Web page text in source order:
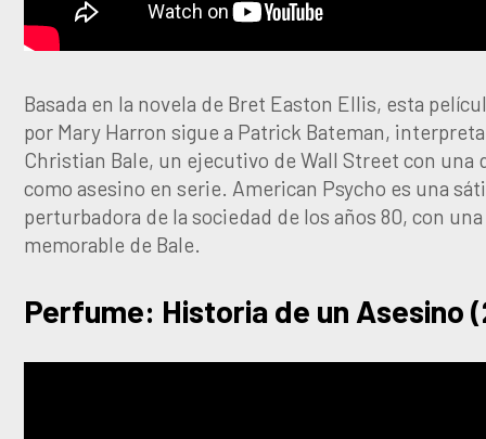
Basada en la novela de Bret Easton Ellis, esta
por Mary Harron sigue a Patrick Bateman,
Christian Bale, un ejecutivo de Wall Street con una
como asesino en serie. American Psycho es una
perturbadora de la sociedad de los años 80, con
memorable de Bale.
Perfume: Historia de un Asesino